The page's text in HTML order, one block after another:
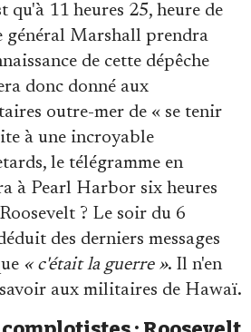
qu'à 11 heures 25, heure de
général Marshall prendra
de cette dépêche
donc donné aux
outre-mer de « se tenir
à une incroyable
le télégramme en
à Pearl Harbor six heures
? Le soir du 6
des derniers messages
« c'était la guerre ». Il n'en
aux militaires de Hawaï.